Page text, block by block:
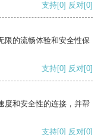
支持[0] 反对[0]
限的流畅体验和安全性保
支持[0] 反对[0]
度和安全性的连接，并帮
支持[0] 反对[0]